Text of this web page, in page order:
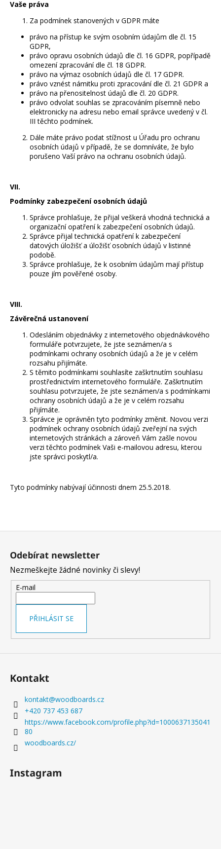
Vaše práva
Za podmínek stanovených v GDPR máte
právo na přístup ke svým osobním údajům dle čl. 15
GDPR,
právo opravu osobních údajů dle čl. 16 GDPR, popřípadě
omezení zpracování dle čl. 18 GDPR.
právo na výmaz osobních údajů dle čl. 17 GDPR.
právo vznést námitku proti zpracování dle čl. 21 GDPR a
právo na přenositelnost údajů dle čl. 20 GDPR.
právo odvolat souhlas se zpracováním písemně nebo
elektronicky na adresu nebo email správce uvedený v čl.
III těchto podmínek.
Dále máte právo podat stížnost u Úřadu pro ochranu
osobních údajů v případě, že se domníváte, že bylo
porušeno Vaší právo na ochranu osobních údajů.
VII.
Podmínky zabezpečení osobních údajů
Správce prohlašuje, že přijal veškerá vhodná technická a
organizační opatření k zabezpečení osobních údajů.
Správce přijal technická opatření k zabezpečení
datových úložišť a úložišť osobních údajů v listinné
podobě.
Správce prohlašuje, že k osobním údajům mají přístup
pouze jím pověřené osoby.
VIII.
Závěrečná ustanovení
Odesláním objednávky z internetového objednávkového
formuláře potvrzujete, že jste seznámen/a s
podmínkami ochrany osobních údajů a že je v celém
rozsahu přijímáte.
S těmito podmínkami souhlasíte zaškrtnutím souhlasu
prostřednictvím internetového formuláře. Zaškrtnutím
souhlasu potvrzujete, že jste seznámen/a s podmínkami
ochrany osobních údajů a že je v celém rozsahu
přijímáte.
Správce je oprávněn tyto podmínky změnit. Novou verzi
podmínek ochrany osobních údajů zveřejní na svých
internetových stránkách a zároveň Vám zašle novou
verzi těchto podmínek Vaši e-mailovou adresu, kterou
jste správci poskytl/a.
Tyto podmínky nabývají účinnosti dnem 25.5.2018.
Z
Odebírat newsletter
Nezmeškejte žádné novinky či slevy!
E-mail
PŘIHLÁSIT SE
Kontakt
kontakt@woodboards.cz
+420 737 453 687
https://www.facebook.com/profile.php?id=1000637135041
80
woodboards.cz/
Instagram